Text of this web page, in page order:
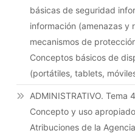
básicas de seguridad
información (amenazas y
mecanismos de
Conceptos básicos de
(portátiles, tablets,
ADMINISTRATIVO. Tema
Concepto y uso
Atribuciones de la